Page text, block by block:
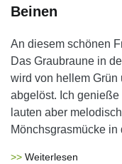
Beinen
An diesem schönen
Das Graubraune in
wird von hellem Grün
abgelöst. Ich
lauten aber
Mönchsgrasmücke in
Weiterlesen